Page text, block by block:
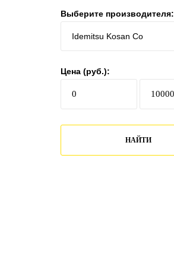
Выберите производителя:
Цена (руб.):
НАЙТИ